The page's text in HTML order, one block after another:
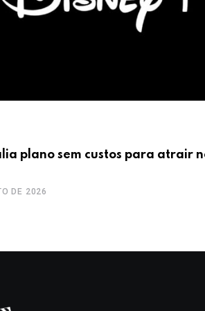
plano sem custos para atrair
DE 2026